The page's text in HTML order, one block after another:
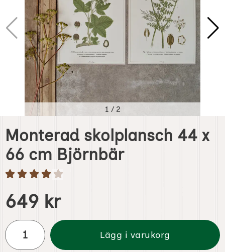
1 / 2
Monterad skolplansch 44 x
66 cm Björnbär
Handla denna produkt Monterad skolplansch 44 x 66 cm
pris
649 kr
antal
Lägg i varukorg